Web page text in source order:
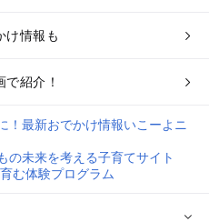
け情報も
紹介！